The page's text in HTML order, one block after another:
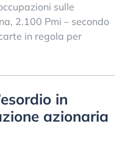
sulle
2.100 Pmi – secondo
in regola per
in
azionaria